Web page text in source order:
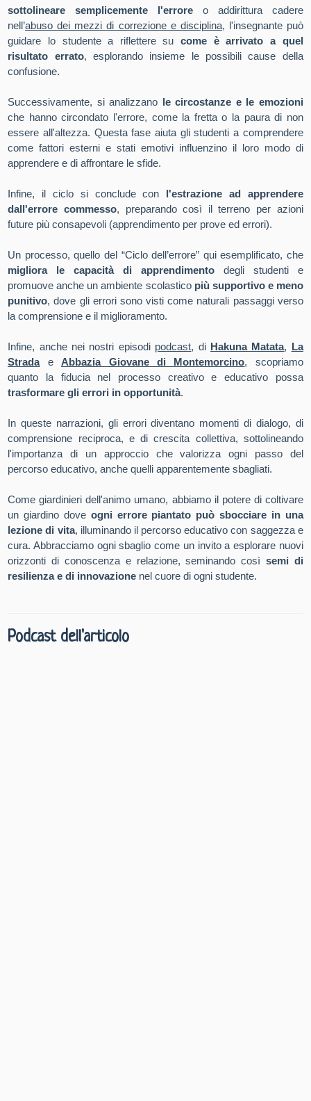
sottolineare semplicemente l'errore o addirittura cadere
nell’abuso dei mezzi di correzione e disciplina, l'insegnante può
guidare lo studente a riflettere sucome è arrivato a quel
risultato errato, esplorando insieme le possibili cause della
confusione.
Successivamente, si analizzano le circostanze e le emozioni
che hanno circondato l'errore, come la fretta o la paura di non
essere all'altezza. Questa fase aiuta gli studenti a comprendere
come fattori esterni e stati emotivi influenzino il loro modo di
apprendere e di affrontare le sfide.
Infine, il ciclo si conclude con l'estrazione ad apprendere
dall'errore commesso, preparando così il terreno per azioni
future più consapevoli (apprendimento per prove ed errori).
Un processo, quello del “Ciclo dell’errore” qui esemplificato, che
migliora le capacità di apprendimentodegli studenti e
promuove anche un ambiente scolastico più supportivo e meno
punitivo, dove gli errori sono visti come naturali passaggi verso
la comprensione e il miglioramento.
Infine, anche nei nostri episodi podcast, di Hakuna Matata, La
StradaeAbbazia Giovane di Montemorcino, scopriamo
quanto la fiducia nel processo creativo e educativo possa
trasformare gli errori in opportunità.
In queste narrazioni, gli errori diventano momenti di dialogo, di
comprensione reciproca, e di crescita collettiva, sottolineando
l'importanza di un approccio che valorizza ogni passo del
percorso educativo, anche quelli apparentemente sbagliati.
Come giardinieri dell'animo umano, abbiamo il potere di coltivare
un giardino dove ogni errore piantato può sbocciare in una
lezione di vita, illuminando il percorso educativo con saggezza e
cura. Abbracciamo ogni sbaglio come un invito a esplorare nuovi
orizzonti di conoscenza e relazione, seminando così semi di
resilienza e di innovazione nel cuore di ogni studente.
Podcast dell'articolo